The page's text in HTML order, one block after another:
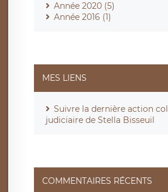
Année 2020 (5)
Année 2016 (1)
MES LIENS
Suivre la dernière action
judiciaire de Stella Bisseuil
COMMENTAIRES RÉCENTS